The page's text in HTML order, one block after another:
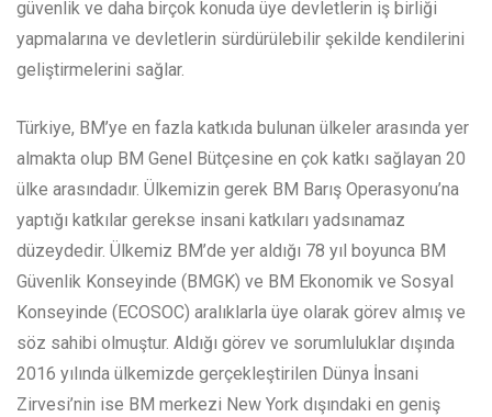
güvenlik ve daha birçok konuda üye devletlerin iş birliği
yapmalarına ve devletlerin sürdürülebilir şekilde kendilerini
geliştirmelerini sağlar.
Türkiye, BM’ye en fazla katkıda bulunan ülkeler arasında yer
almakta olup BM Genel Bütçesine en çok katkı sağlayan 20
ülke arasındadır. Ülkemizin gerek BM Barış Operasyonu’na
yaptığı katkılar gerekse insani katkıları yadsınamaz
düzeydedir. Ülkemiz BM’de yer aldığı 78 yıl boyunca BM
Güvenlik Konseyinde (BMGK) ve BM Ekonomik ve Sosyal
Konseyinde (ECOSOC) aralıklarla üye olarak görev almış ve
söz sahibi olmuştur. Aldığı görev ve sorumluluklar dışında
2016 yılında ülkemizde gerçekleştirilen Dünya İnsani
Zirvesi’nin ise BM merkezi New York dışındaki en geniş